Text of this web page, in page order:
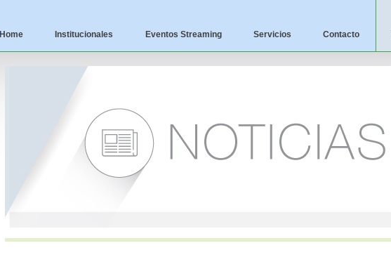
Home Institucionales Eventos Streaming Servicios Contacto